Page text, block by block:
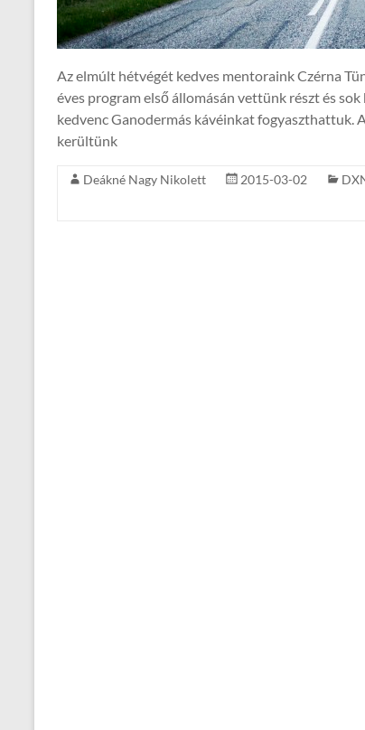
Az elmúlt hétvégét kedves mentoraink Czérna
éves program első állomásán vettünk részt és
kedvenc Ganodermás kávéinkat fogyaszthattuk.
kerültünk
Deákné Nagy Nikolett 2015-03-02